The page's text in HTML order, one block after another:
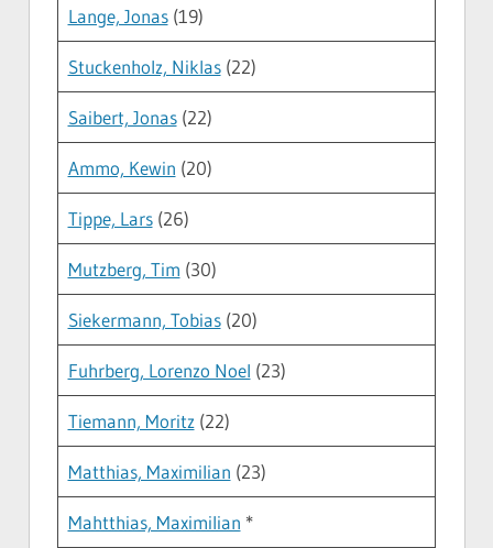
Lange, Jonas(19)
Stuckenholz, Niklas(22)
Saibert, Jonas(22)
Ammo, Kewin (20)
Tippe, Lars(26)
Mutzberg, Tim (30)
Siekermann, Tobias(20)
Fuhrberg, Lorenzo Noel (23)
Tiemann, Moritz (22)
Matthias, Maximilian (23)
Mahtthias, Maximilian *